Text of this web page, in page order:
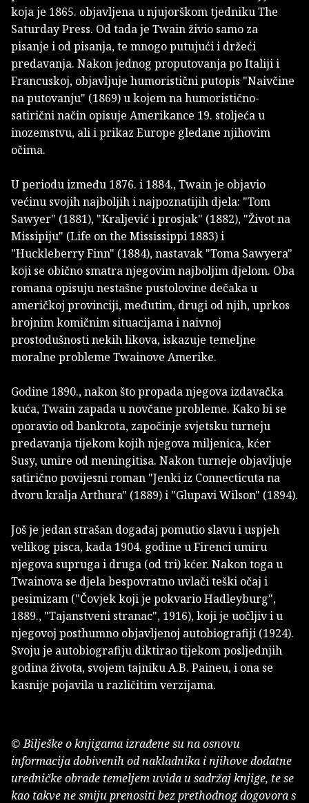
koja je 1865. objavljena u njujorškom tjedniku The
Saturday Press. Od tada je Twain živio samo za
pisanje i od pisanja, te mnogo putujući i držeći
predavanja. Nakon jednog proputovanja po Italiji i
Francuskoj, objavljuje humoristični putopis "Naivčine
na putovanju" (1869) u kojem na humoristično-
satirični način opisuje Amerikance 19. stoljeća u
inozemstvu, ali i prikaz Europe gledane njihovim
očima.
U periodu između 1876. i 1884., Twain je objavio
većinu svojih najboljih i najpoznatijih djela: "Tom
Sawyer" (1881), "Kraljević i prosjak" (1882), "Život na
Missipiju" (Life on the Mississippi 1883) i
"Huckleberry Finn" (1884), nastavak "Toma Sawyera"
koji se obično smatra njegovim najboljim djelom. Oba
romana opisuju nestašne pustolovine dečaka u
američkoj provinciji, međutim, drugi od njih, uprkos
brojnim komičnim situacijama i naivnoj
prostodušnosti nekih likova, iskazuje temeljne
moralne probleme Twainove Amerike.
Godine 1890., nakon što propada njegova izdavačka
kuća, Twain zapada u novčane probleme. Kako bi se
oporavio od bankrota, započinje svjetsku turneju
predavanja tijekom kojih njegova miljenica, kćer
Susy, umire od meningitisa. Nakon turneje objavljuje
satirično povijesni roman "Jenki iz Connecticuta na
dvoru kralja Arthura" (1889) i "Glupavi Wilson" (1894).
Još je jedan strašan događaj pomutio slavu i uspjeh
velikog pisca, kada 1904. godine u Firenci umiru
njegova supruga i druga (od tri) kćer. Nakon toga u
Twainova se djela bespovratno uvlači teški očaj i
pesimizam ("Čovjek koji je pokvario Hadleyburg",
1889., "Tajanstveni stranac", 1916), koji je uočljiv i u
njegovoj posthumno objavljenoj autobiografiji (1924).
Svoju je autobiografiju diktirao tijekom posljednjih
godina života, svojem tajniku A.B. Paineu, i ona se
kasnije pojavila u različitim verzijama.
© Bilješke o knjigama izrađene su na osnovu
informacija dobivenih od nakladnika i njihove dodatne
uredničke obrade temeljem uvida u sadržaj knjige, te se
kao takve ne smiju prenositi bez prethodnog dogovora s